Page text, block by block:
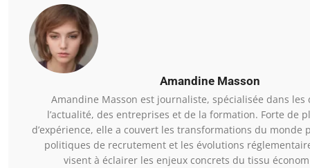
Amandine Masson
Amandine Masson est journaliste, spécialisée dans les
l’actualité, des entreprises et de la formation. Forte de
d’expérience, elle a couvert les transformations du monde
politiques de recrutement et les évolutions
visent à éclairer les enjeux concrets du tissu